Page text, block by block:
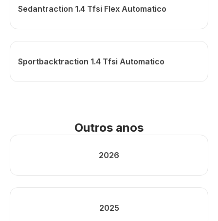
Sedantraction 1.4 Tfsi Flex Automatico
Sportbacktraction 1.4 Tfsi Automatico
Outros anos
2026
2025